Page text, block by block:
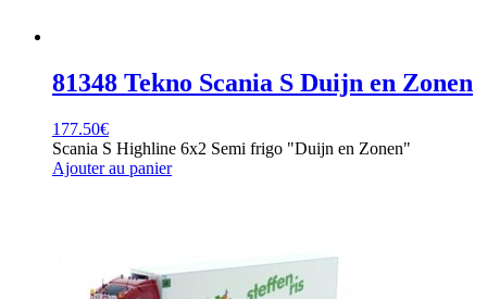
81348 Tekno Scania S Duijn en Zonen
177.50€
Scania S Highline 6x2 Semi frigo "Duijn en Zonen"
Ajouter au panier